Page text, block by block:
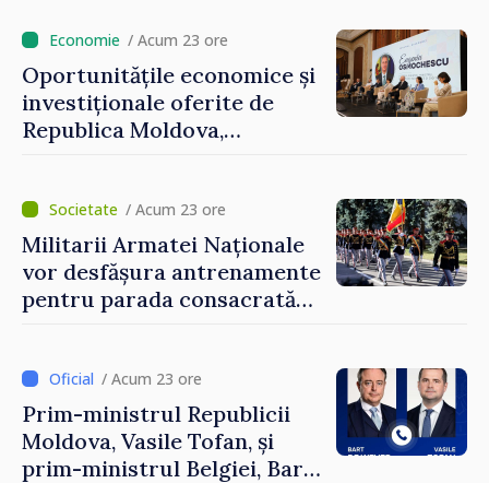
/ Acum 23 ore
Oportunitățile economice și
investiționale oferite de
Republica Moldova,
Forumul Diasporei
/ Acum 23 ore
Militarii Armatei Naționale
vor desfășura antrenamente
pentru parada consacrată
/ Acum 23 ore
Prim-ministrul Republicii
Moldova, Vasile Tofan, și
prim-ministrul Belgiei, Bart